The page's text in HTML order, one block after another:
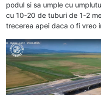
podul si sa umple cu
cu 10-20 de tuburi de 1-2
trecerea apei daca o fi vreo